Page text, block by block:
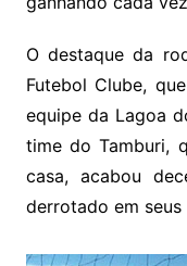
O destaque da
Futebol Clube,
equipe da Lagoa
time do Tamburi,
casa, acabou
derrotado em